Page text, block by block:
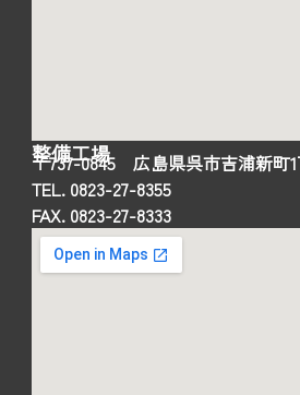
整備工場
〒737-0845 広島県呉市吉浦新町1
TEL. 0823-27-8355
FAX. 0823-27-8333